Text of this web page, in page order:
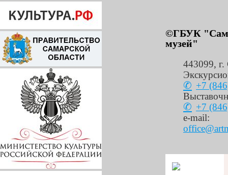
©ГБУК
музей"
443099, г.
+7
+7
e-mail: